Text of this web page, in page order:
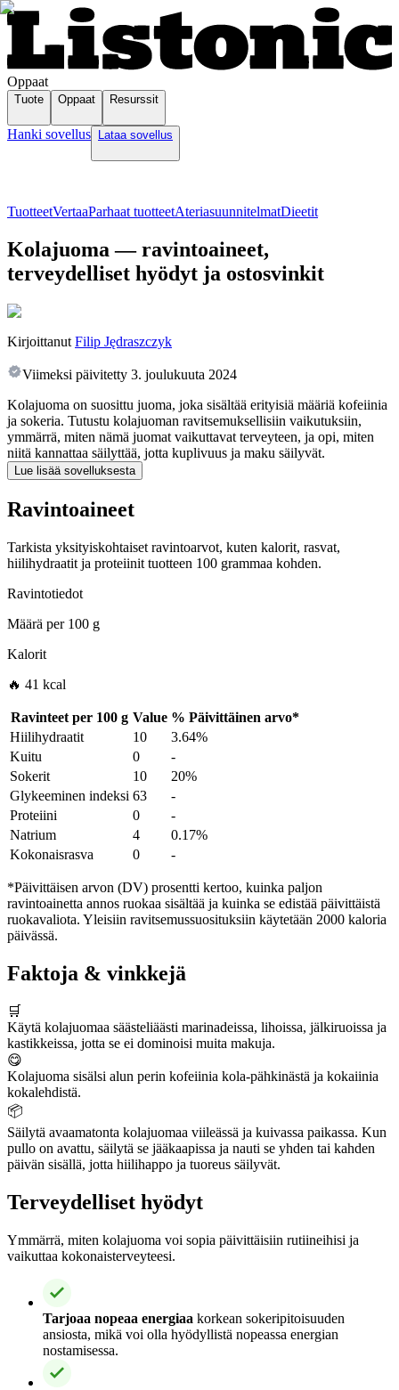
Oppaat
Tuote Oppaat Resurssit
Hanki sovellus Lataa sovellus
TuotteetVertaaParhaat tuotteetAteriasuunnitelmatDieetit
Kolajuoma — ravintoaineet,
terveydelliset hyödyt ja ostosvinkit
Kirjoittanut Filip Jędraszczyk
Viimeksi päivitetty 3. joulukuuta 2024
Kolajuoma on suosittu juoma, joka sisältää erityisiä määriä kofeiinia
ja sokeria. Tutustu kolajuoman ravitsemuksellisiin vaikutuksiin,
ymmärrä, miten nämä juomat vaikuttavat terveyteen, ja opi, miten
niitä kannattaa säilyttää, jotta kuplivuus ja maku säilyvät.
Lue lisää sovelluksesta
Ravintoaineet
Tarkista yksityiskohtaiset ravintoarvot, kuten kalorit, rasvat,
hiilihydraatit ja proteiinit tuotteen 100 grammaa kohden.
Ravintotiedot
Määrä per100 g
Kalorit
🔥 41 kcal
Ravinteet per 100 g Value % Päivittäinen arvo*
Hiilihydraatit
10
3.64%
Kuitu
0
-
Sokerit
10
20%
Glykeeminen indeksi 63
-
Proteiini
0
-
Natrium
4
0.17%
Kokonaisrasva
0 -
*Päivittäisen arvon (DV) prosentti kertoo, kuinka paljon
ravintoainetta annos ruokaa sisältää ja kuinka se edistää päivittäistä
ruokavaliota. Yleisiin ravitsemussuosituksiin käytetään 2000 kaloria
päivässä.
Faktoja & vinkkejä
🛒
Käytä kolajuomaa säästeliäästi marinadeissa, lihoissa, jälkiruoissa ja
kastikkeissa, jotta se ei dominoisi muita makuja.
😋
Kolajuoma sisälsi alun perin kofeiinia kola-pähkinästä ja kokaiinia
kokalehdistä.
📦
Säilytä avaamatonta kolajuomaa viileässä ja kuivassa paikassa. Kun
pullo on avattu, säilytä se jääkaapissa ja nauti se yhden tai kahden
päivän sisällä, jotta hiilihappo ja tuoreus säilyvät.
Terveydelliset hyödyt
Ymmärrä, miten kolajuoma voi sopia päivittäisiin rutiineihisi ja
vaikuttaa kokonaisterveyteesi.
Tarjoaa nopeaa energiaa korkean sokeripitoisuuden
ansiosta, mikä voi olla hyödyllistä nopeassa energian
nostamisessa.